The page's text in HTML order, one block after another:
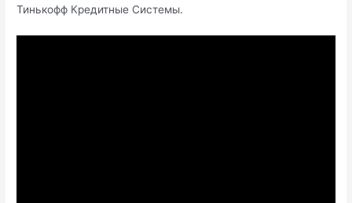
Тинькофф Кредитные Системы.